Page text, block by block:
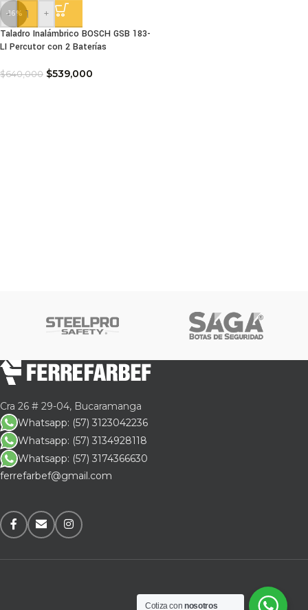
-16%
-
+
Taladro Inalámbrico BOSCH GSB 183-
LI Percutor con 2 Baterías
$640,000 $539,000
Cra 26 # 29-04, Bucaramanga
Whatsapp: (57) 3123042236
Whatsapp: (57) 3134928118
Whatsapp: (57) 3174366630
ferrefarbef@gmail.com
Cotiza connosotros